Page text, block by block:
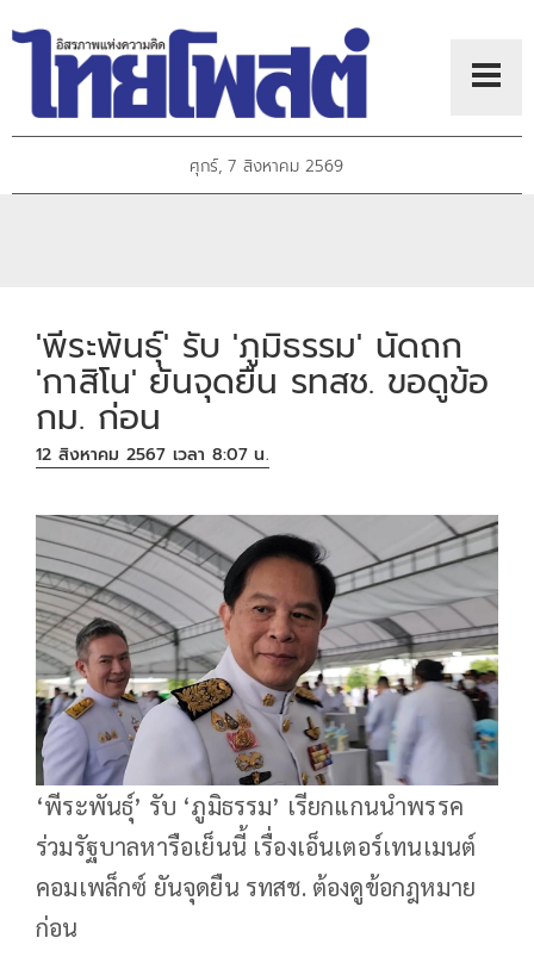
ศุกร์, 7 สิงหาคม 2569
'พีระพันธุ์' รับ 'ภูมิธรรม' นัดถก
'กาสิโน' ยันจุดยืน รทสช. ขอดูข้อ
กม. ก่อน
12 สิงหาคม 2567 เวลา 8:07 น.
‘พีระพันธุ์’ รับ ‘ภูมิธรรม’ เรียกแกนนำพรรค
ร่วมรัฐบาลหารือเย็นนี้ เรื่องเอ็นเตอร์เทนเมนต์
คอมเพล็กซ์ ยันจุดยืน รทสช. ต้องดูข้อกฎหมาย
ก่อน